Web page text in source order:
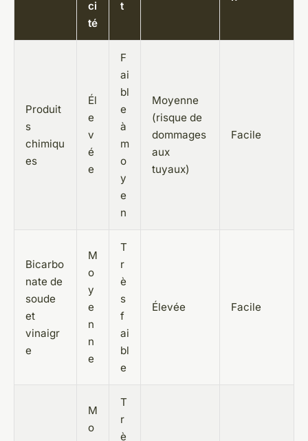
ci
té
t
Produit
s
chimiqu
es
Él
e
v
é
e
F
ai
bl
e
à
m
o
y
e
n
Moyenne
(risque de
dommages
aux
tuyaux)
Facile
Bicarbo
nate de
soude
et
vinaigr
e
M
o
y
e
n
n
e
T
r
è
s
f
ai
bl
e
Élevée Facile
M
o
T
r
è